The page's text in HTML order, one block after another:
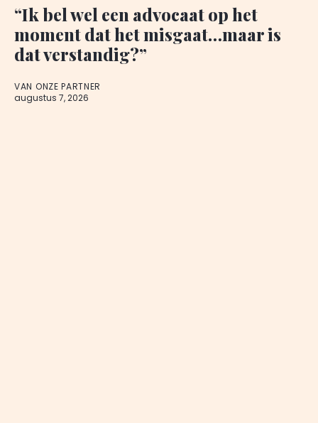
“Ik bel wel een advocaat op het
moment dat het misgaat…maar is
dat verstandig?”
VAN ONZE PARTNER
augustus 7, 2026